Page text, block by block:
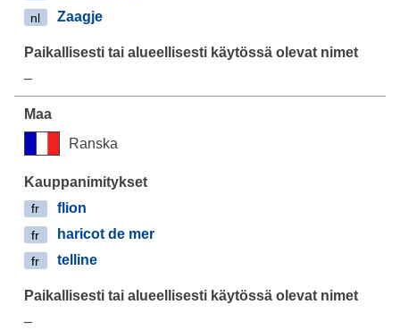
nl Zaagje
–
Ranska
fr flion
fr haricot de mer
fr telline
–